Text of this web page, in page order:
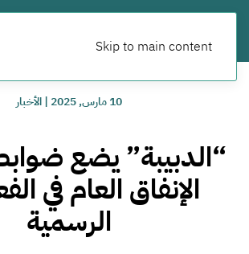
Skip to main content
10 مارس, 2025 |الأخبار
“الدبيبة” يضع
الإنفاق العام في
الرسمية